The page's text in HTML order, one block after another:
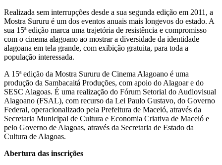
Realizada sem interrupções desde a sua segunda edição em 2011, a
Mostra Sururu é um dos eventos anuais mais longevos do estado. A
sua 15ª edição marca uma trajetória de resistência e compromisso
com o cinema alagoano ao mostrar a diversidade da identidade
alagoana em tela grande, com exibição gratuita, para toda a
população interessada.
A 15ª edição da Mostra Sururu de Cinema Alagoano é uma
produção da Sambacaitá Produções, com apoio do Alagoar e do
SESC Alagoas. É uma realização do Fórum Setorial do Audiovisual
Alagoano (FSAL), com recurso da Lei Paulo Gustavo, do Governo
Federal, operacionalizado pela Prefeitura de Maceió, através da
Secretaria Municipal de Cultura e Economia Criativa de Maceió e
pelo Governo de Alagoas, através da Secretaria de Estado da
Cultura de Alagoas.
Abertura das inscrições